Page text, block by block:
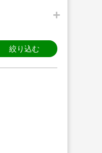
絞り込む